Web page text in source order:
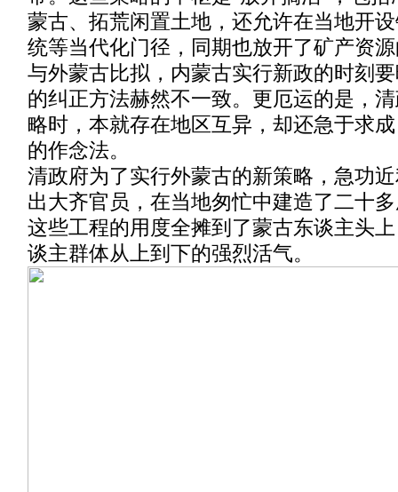
蒙古、拓荒闲置土地，还允许在当地开
统等当代化门径，同期也放开了矿产资
与外蒙古比拟，内蒙古实行新政的时刻
的纠正方法赫然不一致。更厄运的是，
略时，本就存在地区互异，却还急于求
的作念法。
清政府为了实行外蒙古的新策略，急功
出大齐官员，在当地匆忙中建造了二十
这些工程的用度全摊到了蒙古东谈主头
谈主群体从上到下的强烈活气。